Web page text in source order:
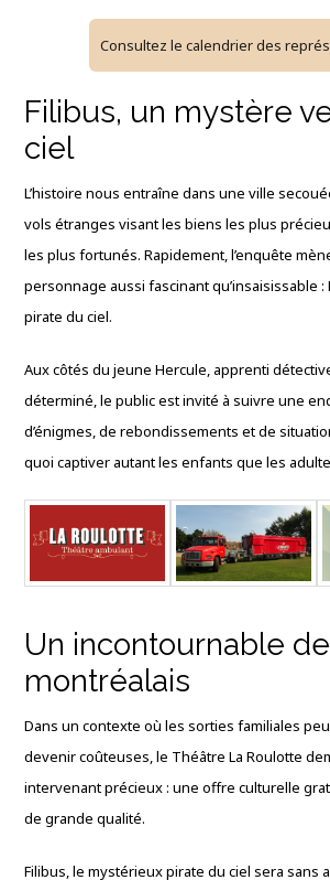
Consultez le calendrier des
Filibus, un mystère
ciel
L’histoire nous entraîne dans une ville
vols étranges visant les biens les plus
les plus fortunés. Rapidement, l’enquête
personnage aussi fascinant qu’insaisissable
pirate du ciel.
Aux côtés du jeune Hercule, apprenti
déterminé, le public est invité à suivre une
d’énigmes, de rebondissements et de
quoi captiver autant les enfants que les
Un incontournable de
montréalais
Dans un contexte où les sorties familiales
devenir coûteuses, le Théâtre La Roulotte
intervenant précieux : une offre culturelle
de grande qualité.
Filibus, le mystérieux pirate du ciel sera sans